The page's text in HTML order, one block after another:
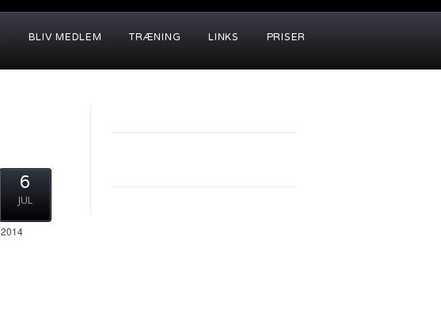
BLIV MEDLEM TRÆNING LINKS PRISER
6
JUL
2014